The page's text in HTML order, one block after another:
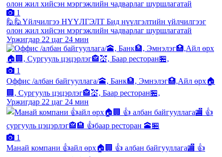
1
🙋🙋Үйлчилгээ НҮҮЛГЭЛТ Бид нүүлгэлтийн үйлчилгээг
олон жил хийсэн мэргэжлийн чадварлаг шуршлагатай
Уржигдар 22 цаг 24 мин
1
Оффис /албан байгууллага/🕋, Банк🏦, Эмнэлэг🏥,Айл өрх🏠
🏢, Сургууль цэцэрлэг🏤💒, Баар ресторан🏪,
Уржигдар 22 цаг 24 мин
1
Манай компани 👍айл өрх🏠🏢 👍 албан байгууллага🏬 👍